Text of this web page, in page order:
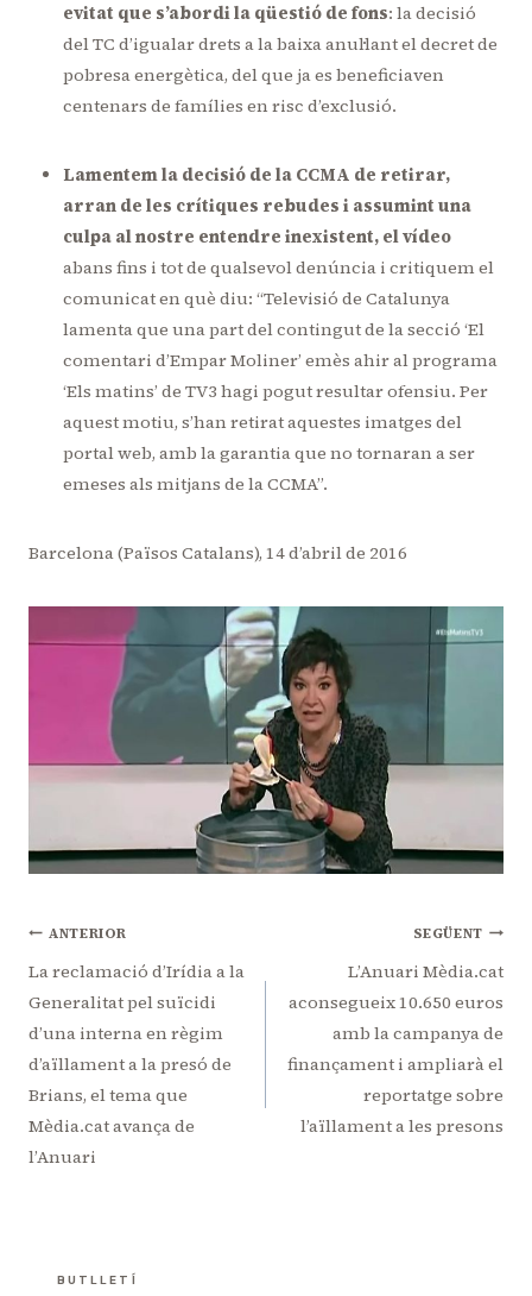
evitat que s’abordi la qüestió de fons: la decisió
del TC d’igualar drets a la baixa anul·lant el decret de
pobresa energètica, del que ja es beneficiaven
centenars de famílies en risc d’exclusió.
Lamentem la decisió de la CCMA de retirar,
arran de les crítiques rebudes i assumint una
culpa al nostre entendre inexistent, el vídeo
abans fins i tot de qualsevol denúncia i critiquem el
comunicat en què diu: “Televisió de Catalunya
lamenta que una part del contingut de la secció ‘El
comentari d’Empar Moliner’ emès ahir al programa
‘Els matins’ de TV3 hagi pogut resultar ofensiu. Per
aquest motiu, s’han retirat aquestes imatges del
portal web, amb la garantia que no tornaran a ser
emeses als mitjans de la CCMA”.
Barcelona (Països Catalans), 14 d’abril de 2016
Navegació
d'entrades
ANTERIOR
La reclamació d’Irídia a la
Generalitat pel suïcidi
d’una interna en règim
d’aïllament a la presó de
Brians, el tema que
Mèdia.cat avança de
l’Anuari
SEGÜENT
L’Anuari Mèdia.cat
aconsegueix 10.650 euros
amb la campanya de
finançament i ampliarà el
reportatge sobre
l’aïllament a les presons
BUTLLETÍ